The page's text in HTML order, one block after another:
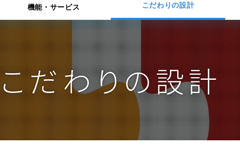
機能・サービス こだわりの設計
こだわりの設計